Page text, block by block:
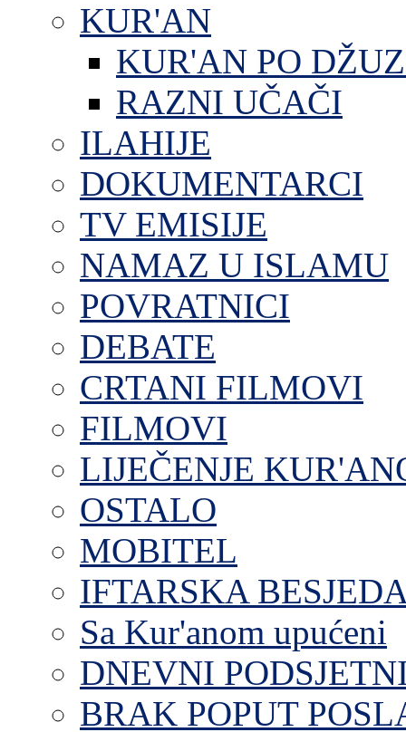
KUR'AN
KUR'AN PO
RAZNI UČAČI
ILAHIJE
DOKUMENTARCI
TV EMISIJE
NAMAZ U ISLAMU
POVRATNICI
DEBATE
CRTANI FILMOVI
FILMOVI
LIJEČENJE
OSTALO
MOBITEL
IFTARSKA
Sa Kur'anom upućeni
DNEVNI
BRAK POPUT